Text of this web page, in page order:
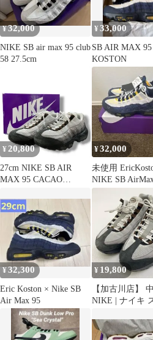
¥32,000
NIKE SB air max 95 club
58 27.5cm
¥33,000
SB AIR MAX
KOSTON
¥ 20,800
27cm NIKE SB AIR
MAX 95 CACAO
¥32,000
未使用
NIKE SB
27.5cm
¥32,300
Eric Koston × Nike SB
Air Max 95
¥ 19,800
【加古川店】
NIKE | ナイキ
Wow' hf7545-
26.5cm 【126】